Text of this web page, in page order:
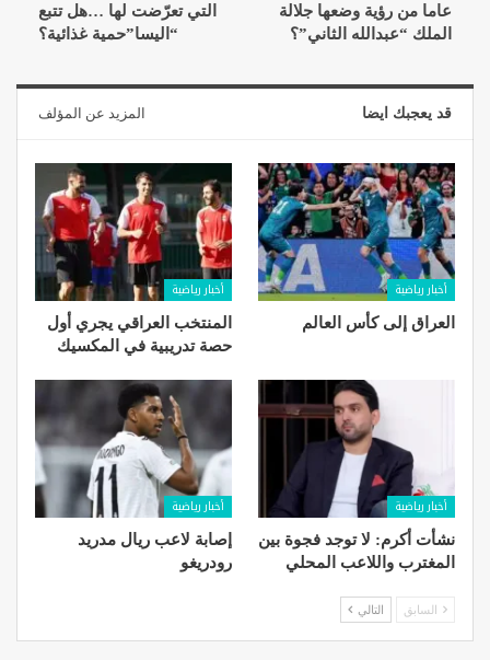
عاما من رؤية وضعها جلالة
الملك “عبدالله الثاني”؟
التي تعرّضت لها …هل تتبع
“اليسا”حمية غذائية؟
قد يعجبك ايضا المزيد عن المؤلف
أخبار رياضية
العراق إلى كأس العالم
أخبار رياضية
المنتخب العراقي يجري أول
حصة تدريبية في المكسيك
أخبار رياضية
نشأت أكرم: لا توجد فجوة بين
المغترب واللاعب المحلي
أخبار رياضية
إصابة لاعب ريال مدريد
رودريغو
السابق التالي